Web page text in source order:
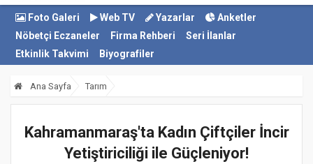
Foto Galeri Web TV Yazarlar
Anketler
Nöbetçi Eczaneler
Firma Rehberi
Seri İlanlar
Etkinlik Takvimi
Biyografiler
Ana Sayfa Tarım
Kahramanmaraş'ta Kadın Çiftçiler İncir
Yetiştiriciliği ile Güçleniyor!